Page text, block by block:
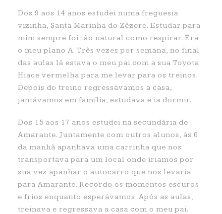
Dos 9 aos 14 anos estudei numa freguesia
vizinha, Santa Marinha do Zêzere. Estudar para
mim sempre foi tão natural como respirar. Era
o meu plano A. Três vezes por semana, no final
das aulas lá estava o meu pai com a sua Toyota
Hiace vermelha para me levar para os treinos.
Depois do treino regressávamos a casa,
jantávamos em família, estudava e ia dormir.
Dos 15 aos 17 anos estudei na secundária de
Amarante. Juntamente com outros alunos, às 6
da manhã apanhava uma carrinha que nos
transportava para um local onde iriamos por
sua vez apanhar o autocarro que nos levaria
para Amarante. Recordo os momentos escuros
e frios enquanto esperávamos. Após as aulas,
treinava e regressava a casa com o meu pai.